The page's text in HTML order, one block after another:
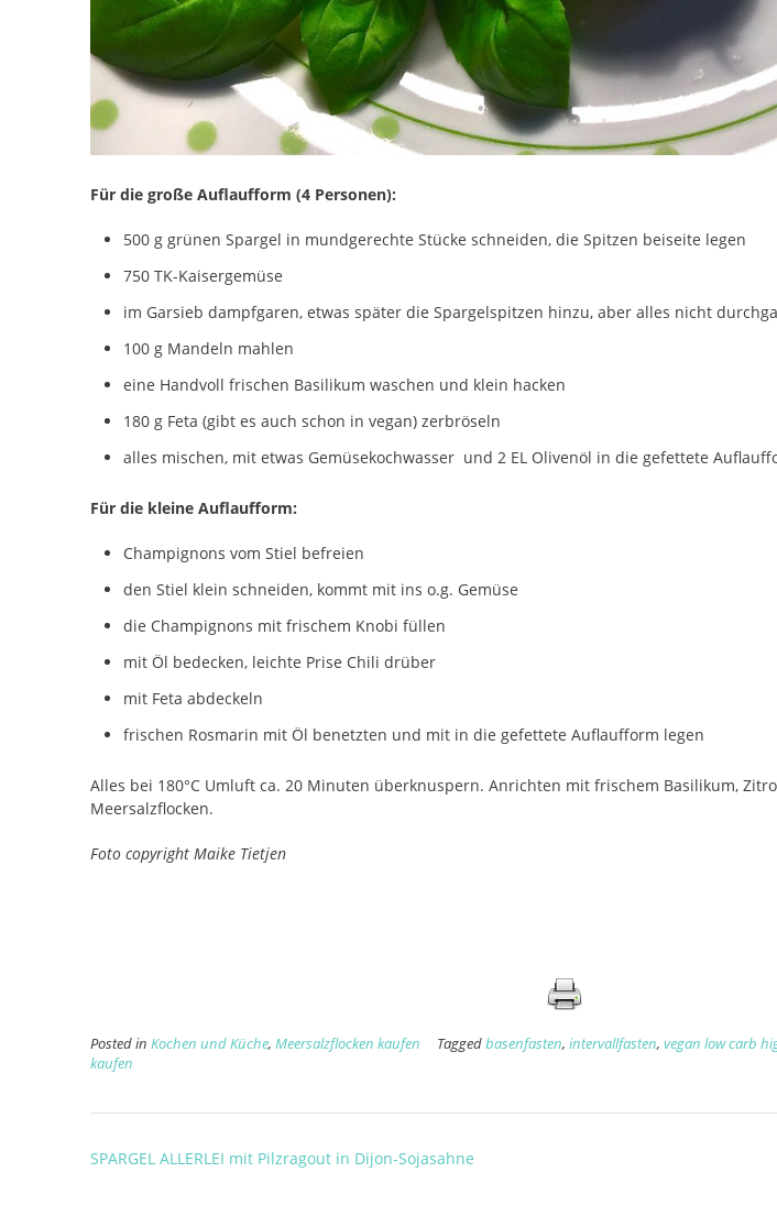
Für die große Auflaufform (4 Personen):
500 g grünen Spargel in mundgerechte Stücke schneiden, die Spitzen beiseite legen
750 TK-Kaisergemüse
im Garsieb dampfgaren, etwas später die Spargelspitzen hinzu, aber alles nicht
100 g Mandeln mahlen
eine Handvoll frischen Basilikum waschen und klein hacken
180 g Feta (gibt es auch schon in vegan) zerbröseln
alles mischen, mit etwas Gemüsekochwasser und 2 EL Olivenöl in die gefettete
Für die kleine Auflaufform:
Champignons vom Stiel befreien
den Stiel klein schneiden, kommt mit ins o.g. Gemüse
die Champignons mit frischem Knobi füllen
mit Öl bedecken, leichte Prise Chili drüber
mit Feta abdeckeln
frischen Rosmarin mit Öl benetzten und mit in die gefettete Auflaufform legen
Alles bei 180°C Umluft ca. 20 Minuten überknuspern. Anrichten mit frischem Basilikum,
Meersalzflocken.
Foto copyright Maike Tietjen
Posted in Kochen und Küche, Meersalzflocken kaufen Taggedbasenfasten, intervallfasten, vegan low carb
kaufen
Post
SPARGEL ALLERLEI mit Pilzragout in Dijon-Sojasahne